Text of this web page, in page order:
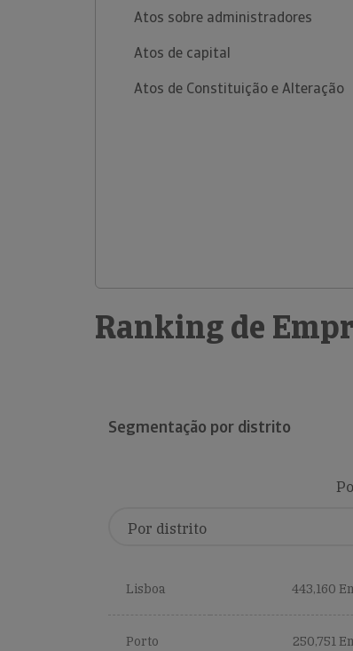
Atos sobre administradores
Atos de capital
Atos de Constituição e Alteração
Ranking de
Segmentação por distrito
Lisboa 443,160
Porto 250,751